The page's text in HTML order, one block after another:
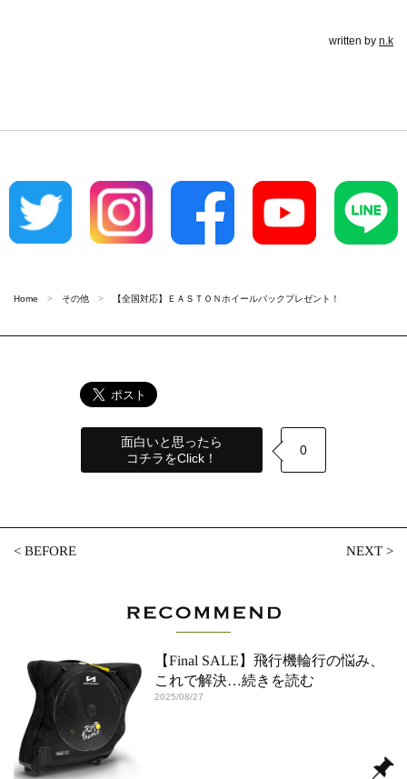
written by n.k
Home その他 【全国対応】ＥＡＳＴＯＮホイールバックプレゼント！
面白いと思ったら
コチラをClick！
0
<BEFORE NEXT>
【Final SALE】飛行機輪行の悩み、
これで解決…続きを読む
2025/08/27